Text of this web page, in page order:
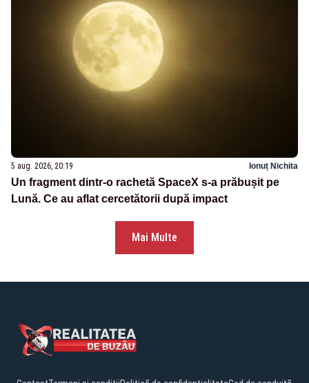
5 aug. 2026, 20:19 Ionuț Nichita
Un fragment dintr-o rachetă SpaceX s-a prăbușit pe
Lună. Ce au aflat cercetătorii după impact
Mai Multe